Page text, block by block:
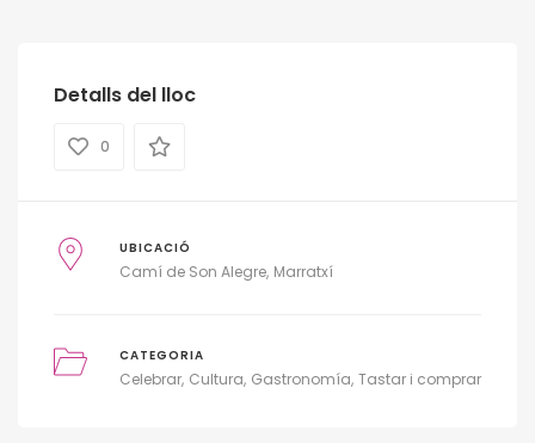
Detalls del lloc
0
UBICACIÓ
Camí de Son Alegre Marratxí
CATEGORIA
Celebrar Cultura Gastronomía Tastar i comprar